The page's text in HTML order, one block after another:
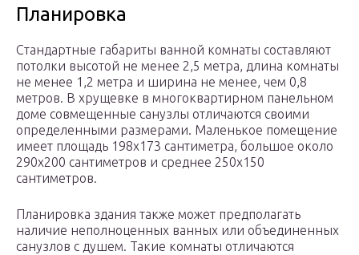
Планировка
Стандартные габариты ванной комнаты составляют
потолки высотой не менее 2,5 метра, длина комнаты
не менее 1,2 метра и ширина не менее, чем 0,8
метров. В хрущевке в многоквартирном панельном
доме совмещенные санузлы отличаются своими
определенными размерами. Маленькое помещение
имеет площадь 198х173 сантиметра, большое около
290х200 сантиметров и среднее 250х150
сантиметров.
Планировка здания также может предполагать
наличие неполноценных ванных или объединенных
санузлов с душем. Такие комнаты отличаются